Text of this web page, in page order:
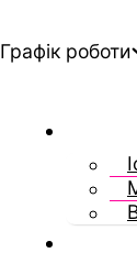
Графік роботи